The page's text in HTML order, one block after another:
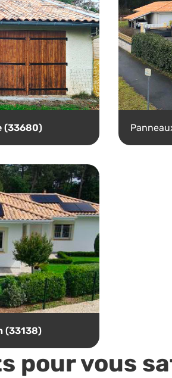
(33680)
(33138)
pour vous